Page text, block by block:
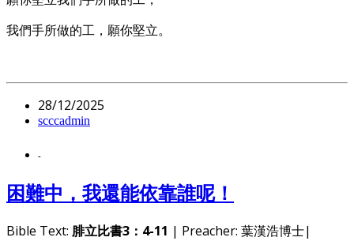
我們手所做的工，願你堅立。
28/12/2025
scccadmin
-
困難中，我還能依靠誰呢！
Bible Text: 腓立比書3：4-11 | Preacher: 葉漢浩博士|